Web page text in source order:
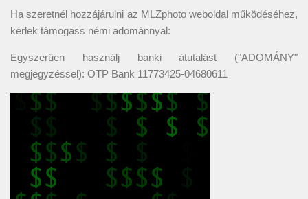
Ha szeretnél hozzájárulni az MLZphoto weboldal működéséhez,
kérlek támogass némi adománnyal:
Egyszerűen használj banki átutalást ("ADOMÁNY"
megjegyzéssel): OTP Bank 11773425-04680611